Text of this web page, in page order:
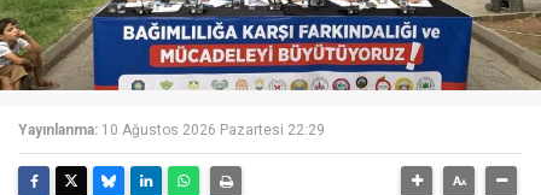
Yayınlanma: 10 Ağustos 2026 Pazartesi 22:29